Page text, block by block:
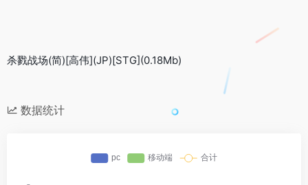
杀戮战场(简)[高伟](JP)[STG](0.18Mb)
数据统计